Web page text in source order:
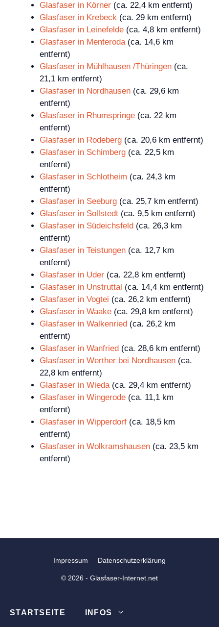
Glasfaser in Körner (ca. 22,4 km entfernt)
Glasfaser in Krebeck (ca. 29 km entfernt)
Glasfaser in Leinefelde (ca. 4,8 km entfernt)
Glasfaser in Menteroda(ca. 14,6 km
entfernt)
Glasfaser in Mühlhausen /Thüringen (ca.
21,1 km entfernt)
Glasfaser in Nordhausen (ca. 29,6 km
entfernt)
Glasfaser in Rhumspringe (ca. 22 km
entfernt)
Glasfaser in Rodeberg (ca. 20,6 km entfernt)
Glasfaser in Schimberg (ca. 22,5 km
entfernt)
Glasfaser in Schlotheim (ca. 24,3 km
entfernt)
Glasfaser in Seeburg (ca. 25,7 km entfernt)
Glasfaser in Sollstedt (ca. 9,5 km entfernt)
Glasfaser in Südeichsfeld (ca. 26,3 km
entfernt)
Glasfaser in Teistungen (ca. 12,7 km
entfernt)
Glasfaser in Uder (ca. 22,8 km entfernt)
Glasfaser in Unstruttal (ca. 14,4 km entfernt)
Glasfaser in Vogtei (ca. 26,2 km entfernt)
Glasfaser in Waake (ca. 29,8 km entfernt)
Glasfaser in Walkenried (ca. 26,2 km
entfernt)
Glasfaser in Wanfried (ca. 28,6 km entfernt)
Glasfaser in Werther bei Nordhausen (ca.
22,8 km entfernt)
Glasfaser in Wieda(ca. 29,4 km entfernt)
Glasfaser in Wingerode (ca. 11,1 km
entfernt)
Glasfaser in Wipperdorf (ca. 18,5 km
entfernt)
Glasfaser in Wolkramshausen (ca. 23,5 km
entfernt)
Impressum Datenschutzerklärung
© 2026 - Glasfaser-Internet.net
STARTSEITE INFOS